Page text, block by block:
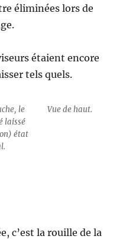
éliminées lors de
étaient encore
tels quels.
le
laissé
état
Vue de haut.
c’est la rouille de la